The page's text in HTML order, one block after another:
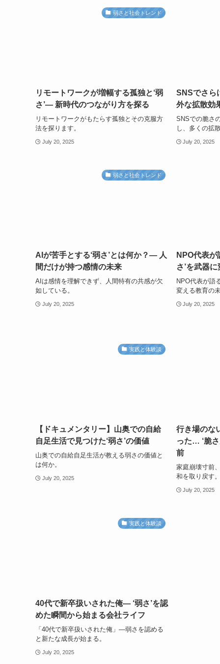
弱さと社会トレンド
リモートワークが増幅する孤独と‘弱
さ’— 新時代のつながり方を探る
リモートワークがもたらす孤独とその克服方
法を探ります。
July 20, 2025
SNSでさら
外な拡散効
SNSでの脆さ
し、多くの拡
July 20, 2025
弱さと社会トレンド
AIが苦手とする‘弱さ’とは何か？— 人
間だけが持つ感情の未来
AIは感情を理解できず、人間特有の共感が欠
如している。
July 20, 2025
NPO代表が
さ’を武器
NPO代表が語
変える教育の
July 20, 2025
実践と体験談
【ドキュメンタリー】山奥での自給
自足生活で見つけた‘弱さ’の価値
山奥での自給自足生活が教える弱さの価値と
は何か。
July 20, 2025
行き場のな
った… ‘脆
前
家庭崩壊寸前
和を取り戻す
July 20, 2025
実践と体験談
40代で新卒扱いされた俺— ‘弱さ’を認
めた瞬間から始まる会社ライフ
「40代で新卒扱いされた俺」—弱さを認める
と新たな成長が始まる。
July 20, 2025